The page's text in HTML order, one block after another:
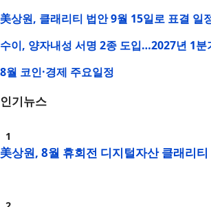
美상원, 클래리티 법안 9월 15일로 표결 일
수이, 양자내성 서명 2종 도입…2027년 1분
8월 코인·경제 주요일정
인기뉴스
美상원, 8월 휴회전 디지털자산 클래리